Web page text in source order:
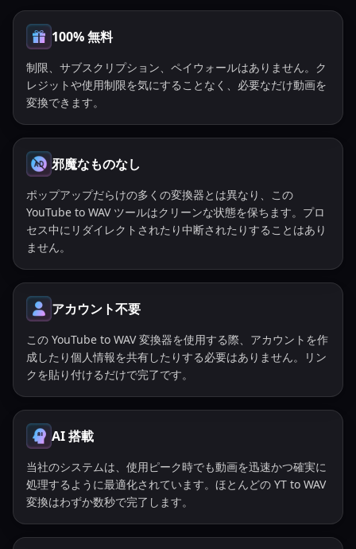
100% 無料
制限、サブスクリプション、ペイウォールはありません。ク
レジットや使用制限を気にすることなく、必要なだけ動画を
変換できます。
邪魔なものなし
ポップアップだらけの多くの変換器とは異なり、この
YouTube to WAV ツールはクリーンな状態を保ちます。プロ
セス中にリダイレクトされたり中断されたりすることはあり
ません。
アカウント不要
この YouTube to WAV 変換器を使用する際、アカウントを作
成したり個人情報を共有したりする必要はありません。リン
クを貼り付けるだけで完了です。
AI 搭載
当社のシステムは、使用ピーク時でも動画を迅速かつ確実に
処理するように最適化されています。ほとんどの YT to WAV
変換はわずか数秒で完了します。